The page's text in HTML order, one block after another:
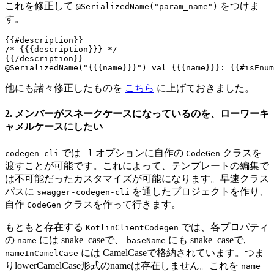
これを修正して @SerializedName("param_name") をつけま
す。
{{#description}}
/* {{{description}}} */
{{/description}}
他にも諸々修正したものを こちら に上げておきました。
2. メンバーがスネークケースになっているのを、ローワーキ
ャメルケースにしたい
codegen-cli では -l オプションに自作の CodeGen クラスを
渡すことが可能です。これによって、テンプレートの編集で
は不可能だったカスタマイズが可能になります。早速クラス
パスに swagger-codegen-cli を通したプロジェクトを作り、
自作 CodeGen クラスを作って行きます。
もともと存在する KotlinClientCodegen では、各プロパティ
の name には snake_caseで、 baseName にも snake_caseで,
nameInCamelCase には CamelCaseで格納されています。つま
りlowerCamelCase形式のnameは存在しません。これを name